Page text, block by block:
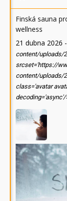
Finská sauna
wellness
21 dubna 2026 -
content/uploads/
srcset='https://
content/uploads/
class='avatar
decoding='async'/